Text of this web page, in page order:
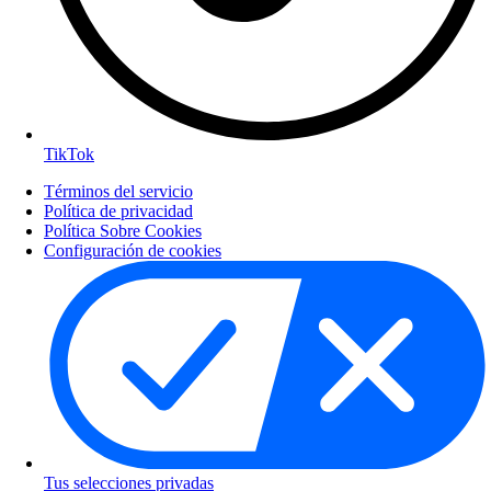
TikTok
Términos del servicio
Política de privacidad
Política Sobre Cookies
Configuración de cookies
Tus selecciones privadas